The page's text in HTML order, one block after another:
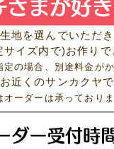
地を選んでいただ
サイズ内で)お作りで
の場合、別途料金が
近くのサンカクヤ
ーダーは承っておりま